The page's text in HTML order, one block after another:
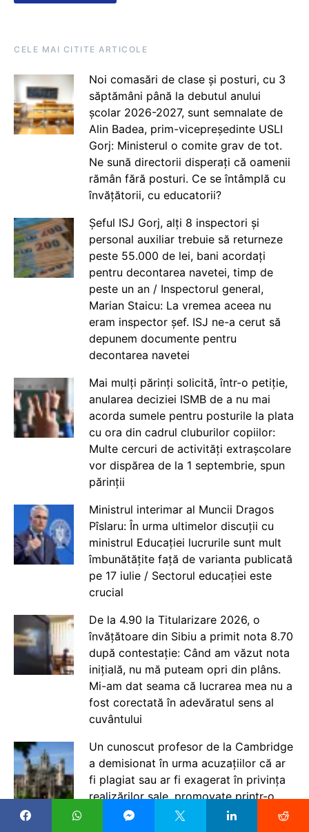
CELE MAI CITITE ARTICOLE
Noi comasări de clase și posturi, cu 3
săptămâni până la debutul anului
școlar 2026-2027, sunt semnalate de
Alin Badea, prim-vicepreședinte USLI
Gorj: Ministerul o comite grav de tot.
Ne sună directorii disperați că oamenii
rămân fără posturi. Ce se întâmplă cu
învățătorii, cu educatorii?
Șeful ISJ Gorj, alți 8 inspectori și
personal auxiliar trebuie să returneze
peste 55.000 de lei, bani acordați
pentru decontarea navetei, timp de
peste un an / Inspectorul general,
Marian Staicu: La vremea aceea nu
eram inspector șef. ISJ ne-a cerut să
depunem documente pentru
decontarea navetei
Mai mulți părinți solicită, într-o petiție,
anularea deciziei ISMB de a nu mai
acorda sumele pentru posturile la plata
cu ora din cadrul cluburilor copiilor:
Multe cercuri de activități extrașcolare
vor dispărea de la 1 septembrie, spun
părinții
Ministrul interimar al Muncii Dragos
Pîslaru: În urma ultimelor discuții cu
ministrul Educației lucrurile sunt mult
îmbunătățite față de varianta publicată
pe 17 iulie / Sectorul educației este
crucial
De la 4.90 la Titularizare 2026, o
învățătoare din Sibiu a primit nota 8.70
după contestație: Când am văzut nota
inițială, nu mă puteam opri din plâns.
Mi-am dat seama că lucrarea mea nu a
fost corectată în adevăratul sens al
cuvântului
Un cunoscut profesor de la Cambridge
a demisionat în urma acuzațiilor că ar
fi plagiat sau ar fi exagerat în privința
realizărilor sale, promovate printr-o
poveste de viață marcată de un